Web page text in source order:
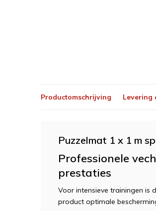
Productomschrijving Levering
Puzzelmat 1 x 1 m
Professionele
prestaties
Voor intensieve trainingen is
product optimale